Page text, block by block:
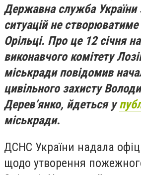
Державна служба України
ситуацій не створюватиме
Орільці. Про це 12 січня
виконавчого комітету
міськради повідомив
цивільного захисту
Дерев’янко, йдеться у
міськради.
ДСНС України надала
щодо утворення